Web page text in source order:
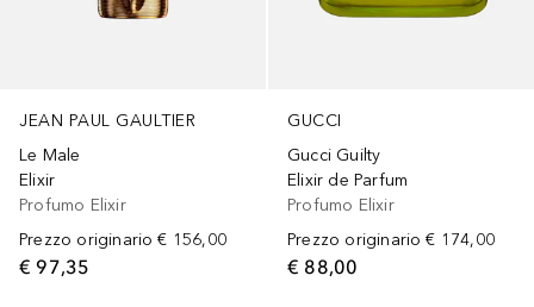
JEAN PAUL GAULTIER
Le Male
Elixir
Profumo Elixir
Prezzo originario € 156,00
€ 97,35
GUCCI
Gucci Guilty
Elixir de Parfum
Profumo Elixir
Prezzo originario € 174,00
€ 88,00